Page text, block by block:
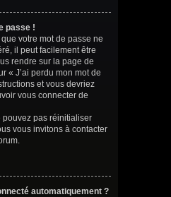
passe !
votre mot de passe ne
il peut facilement être
rendre sur la page de
« J’ai perdu mon mot de
et vous devriez
vous connecter de
pas réinitialiser
vous invitons à contacter
automatiquement ?